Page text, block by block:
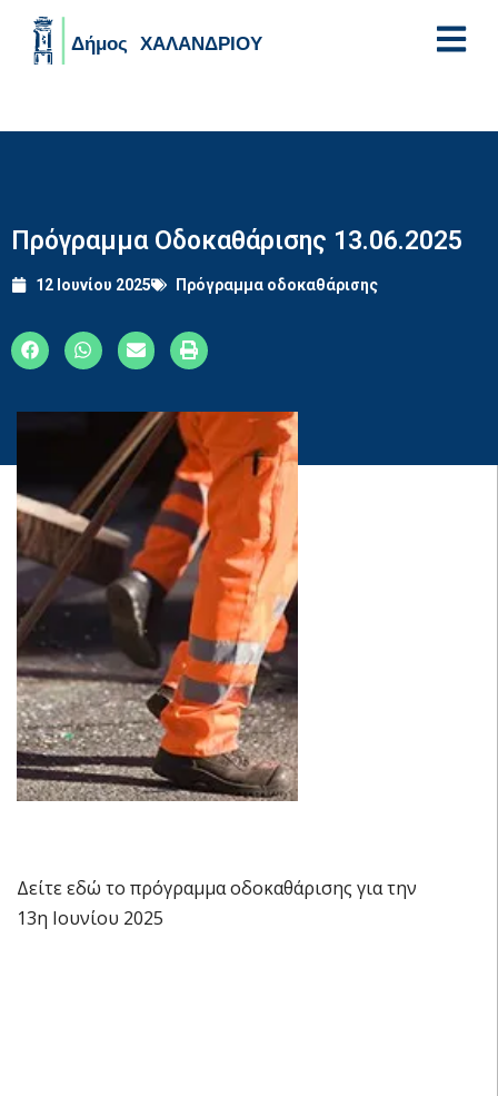
Πρόγραμμα Οδοκαθάρισης 13.06.2025
12 Ιουνίου 2025 Πρόγραμμα οδοκαθάρισης
Δείτε εδώ το πρόγραμμα οδοκαθάρισης για την
13η Ιουνίου 2025